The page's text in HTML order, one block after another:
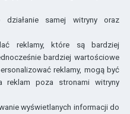
samej witryny oraz
reklamy, które są bardziej
bardziej wartościowe
reklamy, mogą być
reklam poza stronami witryny
wyświetlanych informacji do